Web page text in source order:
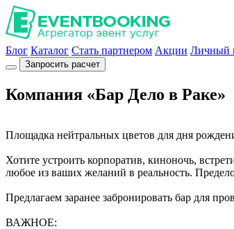
Блог Каталог Стать партнером Акции Личный
Запросить расчет
Компания «Бар Дело в Раке»
Площадка нейтральных цветов для дня
Хотите устроить корпоратив, киноночь,
любое из ваших желаний в реальность.
Предлагаем заранее забронировать бар для
ВАЖНОЕ: